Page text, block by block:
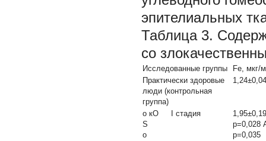
эпителиальных
Таблица 3.
со
Исследованные группы
Fe, мкг/
Практически здоровые
люди (контрольная
группа)
1,24±0,04
о кО
S
о
I стадия
p=0,028
p=0,035